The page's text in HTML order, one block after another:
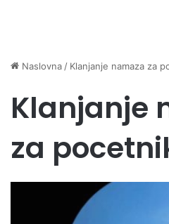
Naslovna / Klanjanje namaza za
Klanjanje
za